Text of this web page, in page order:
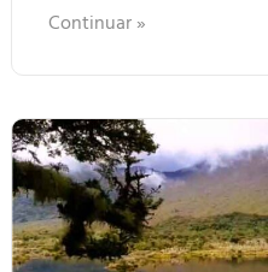
Continuar »